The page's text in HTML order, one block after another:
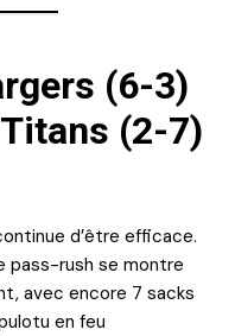
(6-3)
(2-7)
d’être efficace.
pass-rush se montre
avec encore 7 sacks
en feu